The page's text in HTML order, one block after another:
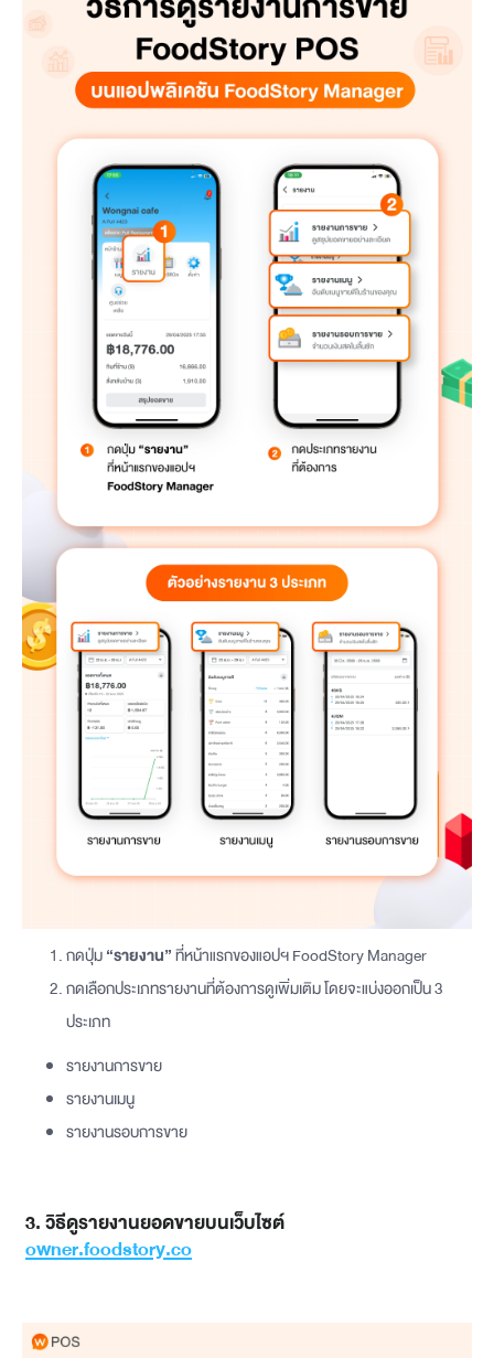
กดปุ่ม“รายงาน”ที่หน้าแรกของแอปฯ FoodStory Manager
กดเลือกประเภทรายงานที่ต้องการดูเพิ่มเติม โดยจะแบ่งออกเป็น 3
ประเภท
รายงานการขาย
รายงานเมนู
รายงานรอบการขาย
3. วิธีดูรายงานยอดขายบนเว็บไซต์
owner.foodstory.co